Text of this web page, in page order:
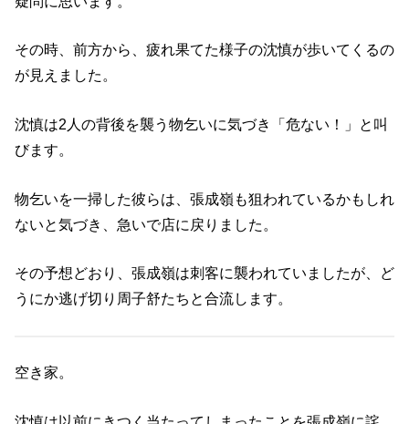
その時、前方から、疲れ果てた様子の沈慎が歩いてくるの
が見えました。
沈慎は2人の背後を襲う物乞いに気づき「危ない！」と叫
びます。
物乞いを一掃した彼らは、張成嶺も狙われているかもしれ
ないと気づき、急いで店に戻りました。
その予想どおり、張成嶺は刺客に襲われていましたが、ど
うにか逃げ切り周子舒たちと合流します。
空き家。